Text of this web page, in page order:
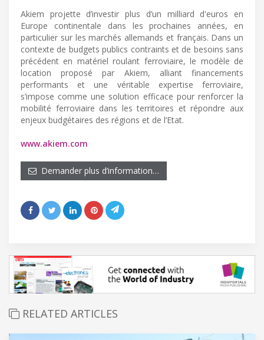
Akiem projette d’investir plus d’un milliard d'euros en
Europe continentale dans les prochaines années, en
particulier sur les marchés allemands et français. Dans un
contexte de budgets publics contraints et de besoins sans
précédent en matériel roulant ferroviaire, le modèle de
location proposé par Akiem, alliant financements
performants et une véritable expertise ferroviaire,
s’impose comme une solution efficace pour renforcer la
mobilité ferroviaire dans les territoires et répondre aux
enjeux budgétaires des régions et de l’Etat.
www.akiem.com
Demander plus d’information…
RELATED ARTICLES